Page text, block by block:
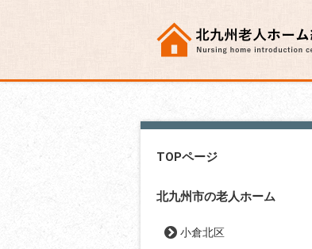
TOPページ
北九州市の老人ホーム
小倉北区